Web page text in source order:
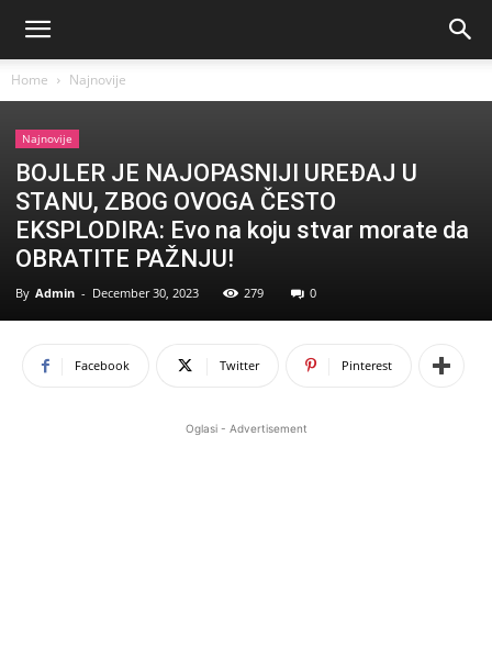
Home Najnovije
Najnovije
BOJLER JE NAJOPASNIJI UREĐAJ U
STANU, ZBOG OVOGA ČESTO
EKSPLODIRA: Evo na koju stvar morate da
OBRATITE PAŽNJU!
By Admin - December 30, 2023 279 0
Facebook Twitter Pinterest
Oglasi - Advertisement